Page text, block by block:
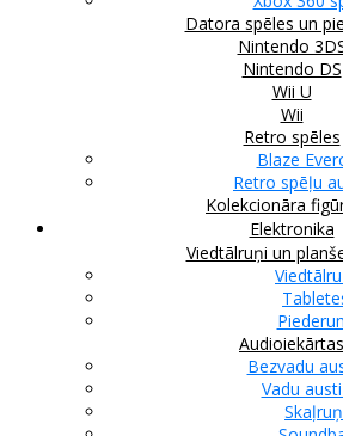
Datora spēles un
Nintendo
Nintendo DS
Wii U
Wii
Retro spēles
Blaze
Retro spēļu
Kolekcionāra
Elektronika
Viedtālruņi un
Audioiekārtas
Bezvadu
Vadu